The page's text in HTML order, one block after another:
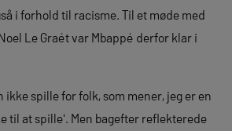
i forhold til racisme. Til et møde med
Le Graét var Mbappé derfor klar i
ikke spille for folk, som mener, jeg er en
til at spille'. Men bagefter reflekterede